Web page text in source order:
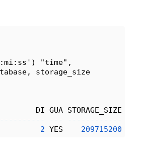
"time",
storage_size
DI GUA STORAGE_SIZE
---------- ---
------------
2 YES 209715200